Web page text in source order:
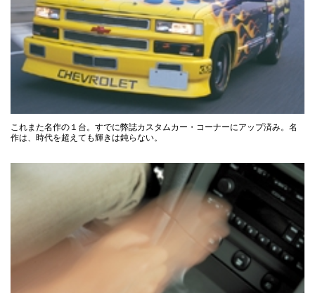
これまた名作の１台。すでに弊誌カスタムカー・コーナーにアップ済み。名
作は、時代を超えても輝きは鈍らない。